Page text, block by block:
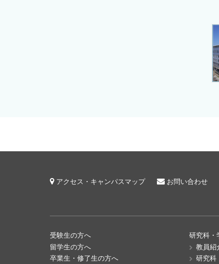
アクセス・キャンパスマップ お問い合わせ
受験生の方へ
留学生の方へ
卒業生・修了生の方へ
研究科・
教員紹
研究科